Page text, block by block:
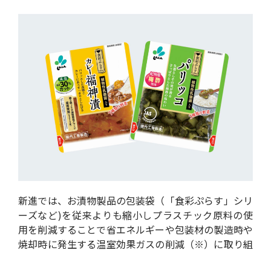
新進では、お漬物製品の包装袋（「食彩ぷらす」シリ
ーズなど)を従来よりも縮小しプラスチック原料の使
用を削減することで省エネルギーや包装材の製造時や
焼却時に発生する温室効果ガスの削減（※）に取り組